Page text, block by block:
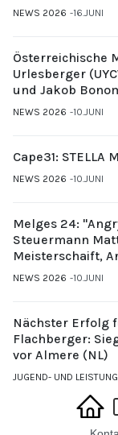
NEWS 2026 16.JUNI
Österreichische
Urlesberger
und Jakob
Gubi (UYCMo)
NEWS 2026 10.JUNI
Cape31: STELLA
NEWS 2026 10.JUNI
Melges 24:
Steuermann
Meisterschaift,
NEWS 2026 10.JUNI
Nächster Erfolg
Flachberger:
vor Almere (NL)
JUGEND- UND